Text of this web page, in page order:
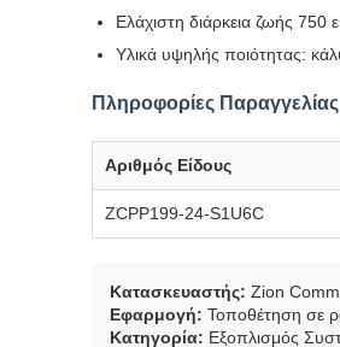
Ελάχιστη διάρκεια ζωής 750
Υλικά υψηλής ποιότητας:
Πληροφορίες Παραγγελίας
Αριθμός Είδους
ZCPP199-24-S1U6C
Κατασκευαστής: Zion
Εφαρμογή: Τοποθέτηση σε
Κατηγορία: Εξοπλισμός